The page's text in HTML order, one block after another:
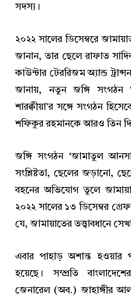
সদস্য।
২০২২ সালের ডিসেম্বরে
জানান, তার ছেলে রাফাত
কাউন্টার টেররিজম অ্যান্ড
জানায়, নতুন জঙ্গি সংগঠন
শারক্বীয়া’র সঙ্গে সংগঠন
শফিকুর রহমানকে আরও তিন
জঙ্গি সংগঠন ‘জামাতুল
সংশ্লিষ্টতা, ছেলের জড়ানো,
বহনের অভিযোগ তুলে
২০২২ সালের ১৩ ডিসেম্বর
যে, জামায়াতের তত্ত্বাবধানে
এবার পাহাড় অশান্ত
হয়েছে। সম্প্রতি
জেনারেল (অব.) জাহাঙ্গীর